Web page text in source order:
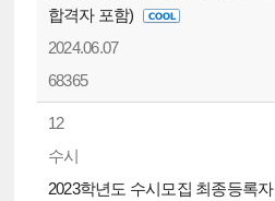
합격자 포함)
2024.06.07
68365
12
수시
2023학년도 수시모집 최종등록